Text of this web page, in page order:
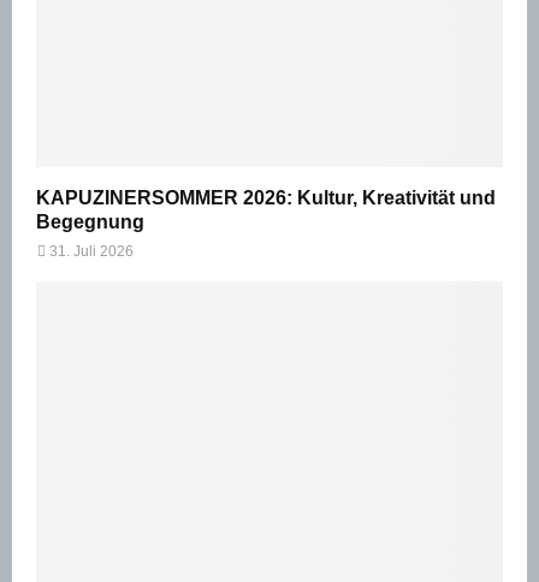
KAPUZINERSOMMER 2026: Kultur, Kreativität und
Begegnung
31. Juli 2026